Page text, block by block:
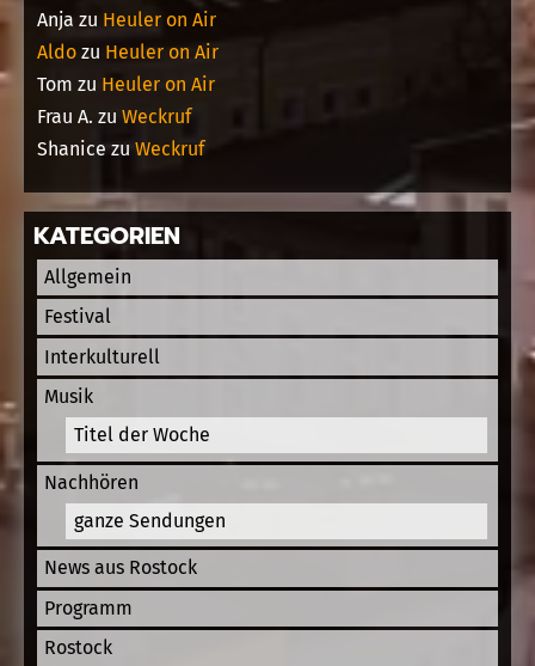
Anja zu Heuler on Air
Aldo zu Heuler on Air
Tom zu Heuler on Air
Frau A. zu Weckruf
Shanice zu Weckruf
KATEGORIEN
Allgemein
Festival
Interkulturell
Musik
Titel der Woche
Nachhören
ganze Sendungen
News aus Rostock
Programm
Rostock